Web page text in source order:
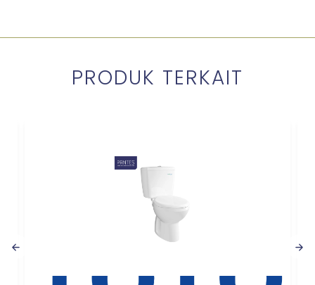
PRODUK TERKAIT